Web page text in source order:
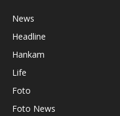
News
Headline
Hankam
Life
Foto
Foto News